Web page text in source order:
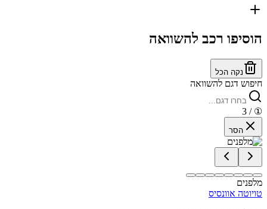
הוסיפו רכב להשוואה
נקה הכל
חיפוש דגם להשוואה
①
/ 3
הסר
מלפנים
טויוטה אוונסיס